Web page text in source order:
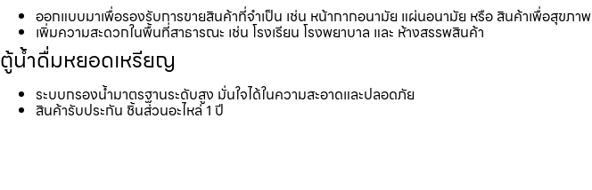
ออกแบบมาเพื่อรองรับการขายสินค้าที่จำเป็น เช่น หน้ากากอนามัย แผ่นอนามัย หรือ สินค้าเพื่อสุขภาพ
เพิ่มความสะดวกในพื้นที่สาธารณะ เช่น โรงเรียน โรงพยาบาล และ ห้างสรรพสินค้า
ตู้น้ำดื่มหยอดเหรียญ
ระบบกรองน้ำมาตรฐานระดับสูง มั่นใจได้ในความสะอาดและปลอดภัย
สินค้ารับประกัน ชิ้นส่วนอะไหล่ 1 ปี